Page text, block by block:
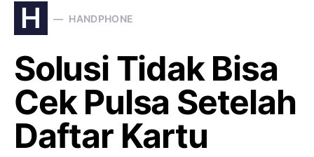
H HANDPHONE
Solusi Tidak Bisa
Cek Pulsa Setelah
Daftar Kartu